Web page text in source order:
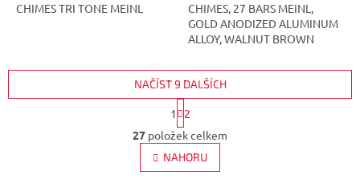
CHIMES TRI TONE MEINL
CHIMES, 27 BARS MEINL,
GOLD ANODIZED ALUMINUM
ALLOY, WALNUT BROWN
O
v
l
á
NAČÍST 9 DALŠÍCH
t
r
á
n
k
1
2
27 položek celkem
NAHORU